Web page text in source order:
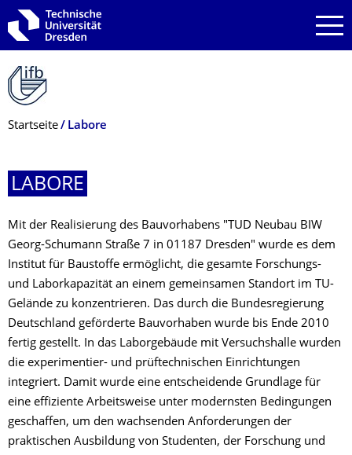
Zur Hauptnavigation springen
Zur Suche springen
Zum Inhalt springen
Breadcrumb-Menü
Startseite Labore
LABORE
Mit der Realisierung des Bauvorhabens "TUD Neubau BIW
Georg-Schumann Straße 7 in 01187 Dresden" wurde es dem
Institut für Baustoffe ermöglicht, die gesamte Forschungs-
und Laborkapazität an einem gemeinsamen Standort im TU-
Gelände zu konzentrieren. Das durch die Bundesregierung
Deutschland geförderte Bauvorhaben wurde bis Ende 2010
fertig gestellt. In das Laborgebäude mit Versuchshalle wurden
die experimentier- und prüftechnischen Einrichtungen
integriert. Damit wurde eine entscheidende Grundlage für
eine effiziente Arbeitsweise unter modernsten Bedingungen
geschaffen, um den wachsenden Anforderungen der
praktischen Ausbildung von Studenten, der Forschung und